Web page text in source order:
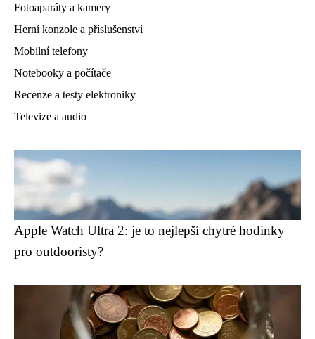
Fotoaparáty a kamery
Herní konzole a příslušenství
Mobilní telefony
Notebooky a počítače
Recenze a testy elektroniky
Televize a audio
Apple Watch Ultra 2: je to nejlepší chytré hodinky
pro outdooristy?